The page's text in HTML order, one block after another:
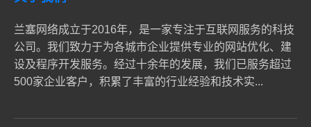
兰塞网络成立于2016年，是一家专注于互联网服务的科技
公司。我们致力于为各城市企业提供专业的网站优化、建
设及程序开发服务。经过十余年的发展，我们已服务超过
500家企业客户，积累了丰富的行业经验和技术实...